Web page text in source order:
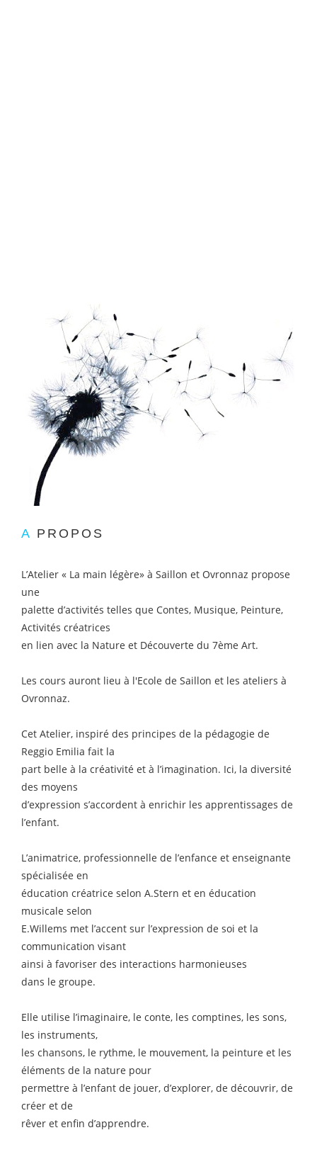
A PROPOS
L’Atelier « La main légère» à Saillon et Ovronnaz propose
une
palette d’activités telles que Contes, Musique, Peinture,
Activités créatrices
en lien avec la Nature et Découverte du 7ème Art.
Les cours auront lieu à l'Ecole de Saillon et les ateliers à
Ovronnaz.
Cet Atelier, inspiré des principes de la pédagogie de
Reggio Emilia fait la
part belle à la créativité et à l’imagination. Ici, la diversité
des moyens
d’expression s’accordent à enrichir les apprentissages de
l’enfant.
L’animatrice, professionnelle de l’enfance et enseignante
spécialisée en
éducation créatrice selon A.Stern et en éducation
musicale selon
E.Willems met l’accent sur l’expression de soi et la
communication visant
ainsi à favoriser des interactions harmonieuses
dans le groupe.
Elle utilise l’imaginaire, le conte, les comptines, les sons,
les instruments,
les chansons, le rythme, le mouvement, la peinture et les
éléments de la nature pour
permettre à l’enfant de jouer, d’explorer, de découvrir, de
créer et de
rêver et enfin d’apprendre.